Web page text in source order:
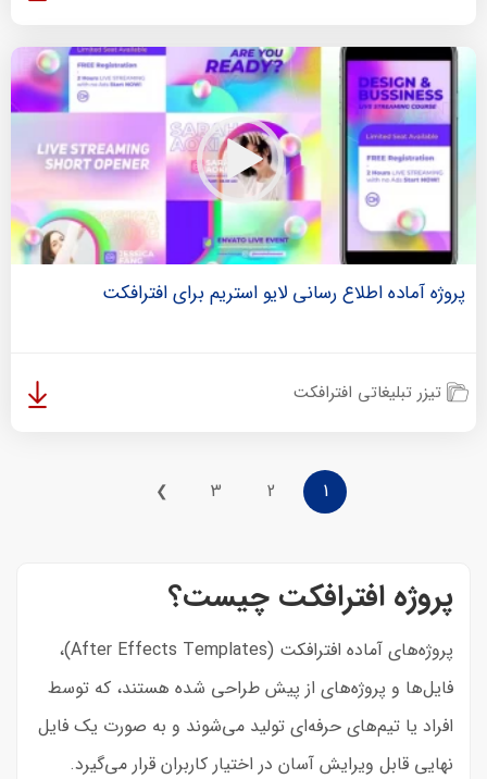
پروژه آماده اطلاع رسانی لایو استریم برای افترافکت
تیزر تبلیغاتی افترافکت
1
2
3
❯
پروژه افترافکت چیست؟
پروژه‌های آماده افترافکت (After Effects Templates)،
فایل‌‌ها و پروژه‌های از پیش طراحی شده هستند، که توسط
افراد یا تیم‌های حرفه‌ای تولید می‌شوند و به صورت یک فایل
نهایی قابل ویرایش آسان در اختیار کاربران قرار می‌گیرد.